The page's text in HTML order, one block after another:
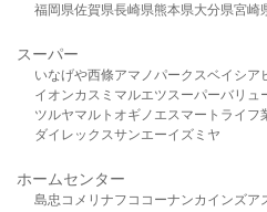
福岡県佐賀県長崎県熊本県大分県宮崎
スーパー
いなげや西條アマノパークスベイシア
イオンカスミ マルエツスーパーバリュ
ツルヤマルト オギノ エスマート ライフ
ダイレックスサンエーイズミヤ
ホームセンター
島忠 コメリ ナフコ コーナンカインズア